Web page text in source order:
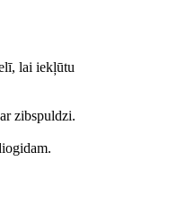
lai iekļūtu
zibspuldzi.